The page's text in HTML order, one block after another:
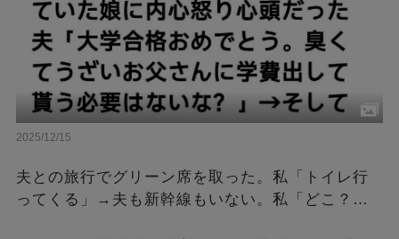
2025/12/15
夫との旅行でグリーン席を取った。私「トイレ行
ってくる」→夫も新幹線もいない。私「どこ？」